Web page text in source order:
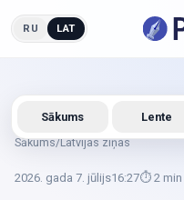
RU LAT
Sākums/Latvijas ziņas
2026. gada 7. jūlijs16:27⏱ 2
Sākums Lente